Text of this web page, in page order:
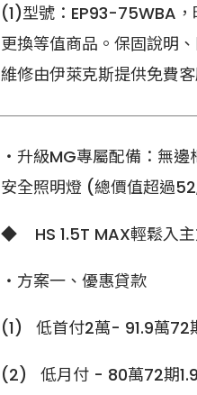
(1)型號：EP93-75WBA
更換等值商品。保固說明
維修由伊萊克斯提供免費
‧升級MG專屬配備：無邊
安全照明燈 (總價值超過
◆ HS 1.5T MAX輕鬆入
‧方案一、優惠貸款
(1) 低首付2萬- 91.9萬72
(2) 低月付 - 80萬72期